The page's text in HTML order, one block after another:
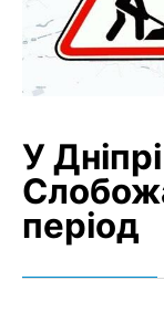
У
період